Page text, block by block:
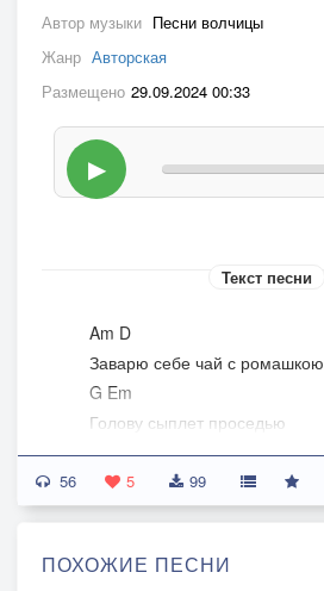
Автор музыки Песни волчицы
Жанр Авторская
Размещено 29.09.2024 00:33
▶
Текст песни
Am D
Заварю себе чай с ромашкою
G Em
Голову сыплет проседью
Сердце стучит под рубашкою
Em
Слезы стекают россыпью
Am D
56 5 99
ПОХОЖИЕ ПЕСНИ